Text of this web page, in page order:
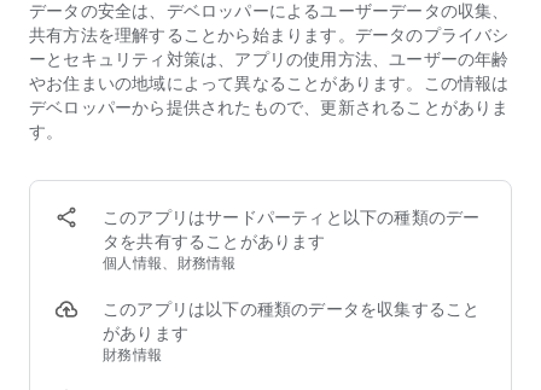
「クレーンゲーム鑑定団NEO」だけ！
【こんな方におすすめのクレーンゲーム/UFOクレーン】
・クレーンゲーム/UFOクレーンをアプリで操作したい
・自宅や外出先でクレーンゲーム/UFOクレーンを操作して楽
しみたい
遊びたい
・オンラインのクレーンゲーム/ UFOクレーン限定の景品を獲
得したい
・ゲーセンにある本物のクレーンゲームをアプリで操作したい
・話題のクレーンゲーム・ネットキャッチャーを操作して体験
してみたい
・トレバなどクレマスのほかにもアプリを遊んでみたい
データの安全は、デベロッパーによるユーザーデータの収集、
共有方法を理解することから始まります。データのプライバシ
ーとセキュリティ対策は、アプリの使用方法、ユーザーの年齢
やお住まいの地域によって異なることがあります。この情報は
デベロッパーから提供されたもので、更新されることがありま
す。
このアプリはサードパーティと以下の種類のデー
タを共有することがあります
個人情報、財務情報
このアプリは以下の種類のデータを収集すること
があります
財務情報